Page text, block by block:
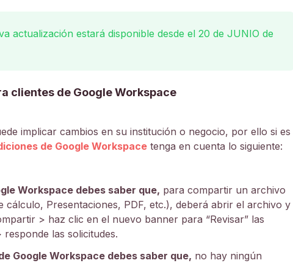
actualización estará disponible desde el 20 de JUNIO de
clientes de Google Workspace
implicar cambios en su institución o negocio, por ello si es
de Google Workspace tenga en cuenta lo siguiente:
Workspace debes saber que, para compartir un archivo
cálculo, Presentaciones, PDF, etc.), deberá abrir el archivo y
> haz clic en el nuevo banner para “Revisar” las
las solicitudes.
Google Workspace debes saber que, no hay ningún